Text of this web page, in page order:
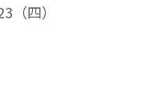
（四）